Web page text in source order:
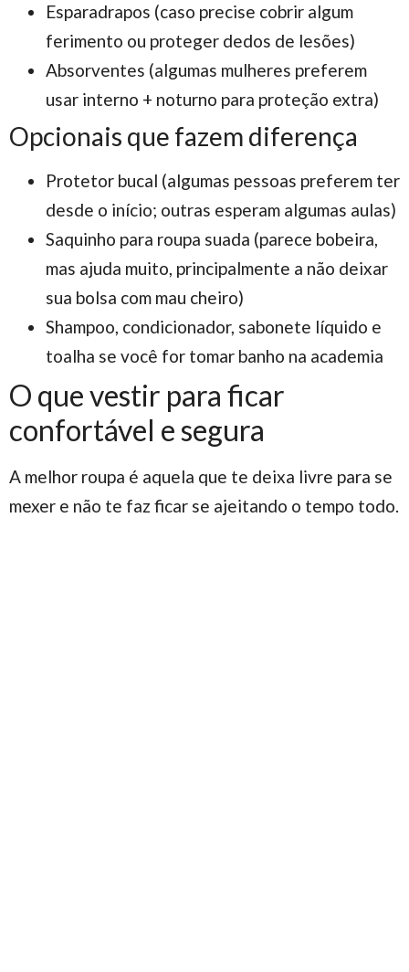
Esparadrapos (caso precise cobrir algum
ferimento ou proteger dedos de lesões)
Absorventes (algumas mulheres preferem
usar interno + noturno para proteção extra)
Opcionais que fazem diferença
Protetor bucal (algumas pessoas preferem ter
desde o início; outras esperam algumas aulas)
Saquinho para roupa suada (parece bobeira,
mas ajuda muito, principalmente a não deixar
sua bolsa com mau cheiro)
Shampoo, condicionador, sabonete líquido e
toalha se você for tomar banho na academia
O que vestir para ficar
confortável e segura
A melhor roupa é aquela que te deixa livre para se
mexer e não te faz ficar se ajeitando o tempo todo.